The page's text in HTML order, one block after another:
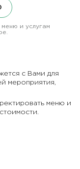
и услугам
с Вами для
мероприятия,
меню и